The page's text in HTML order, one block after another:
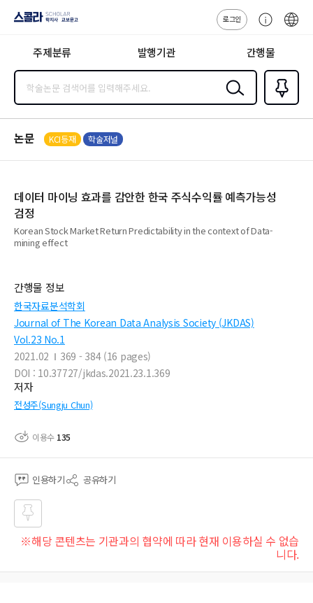
지사·교보문고
로그인
센
주제분류 발행기관 간행물
검색
즐겨찾
기0
논문 KCI등재 학술저널
데이터 마이닝 효과를 감안한 한국 주식수익률 예측가능성
검정
Korean Stock Market Return Predictability in the context of Data-
mining effect
간행물 정보
한국자료분석학회
Journal of The Korean Data Analysis Society (JKDAS)
Vol.23 No.1
2021.02
369 - 384 (16 pages)
DOI : 10.37727/jkdas.2021.23.1.369
저자
전성주(Sungju Chun)
이용수 135
인용하기 공유하기
즐겨
찾기
※해당 콘텐츠는 기관과의 협약에 따라 현재 이용하실 수 없습
니다.